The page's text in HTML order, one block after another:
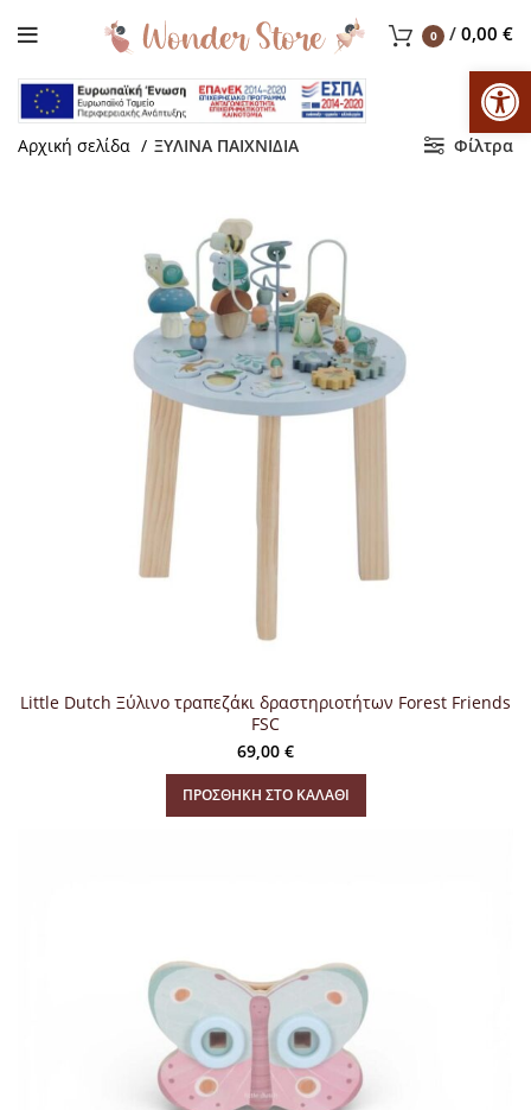
0 / 0,00 €
Αρχική σελίδα ΞΥΛΙΝΑ ΠΑΙΧΝΙΔΙΑ Φίλτρα
Little Dutch Ξύλινο τραπεζάκι δραστηριοτήτων Forest Friends
FSC
69,00 €
ΠΡΟΣΘΉΚΗ ΣΤΟ ΚΑΛΆΘΙ